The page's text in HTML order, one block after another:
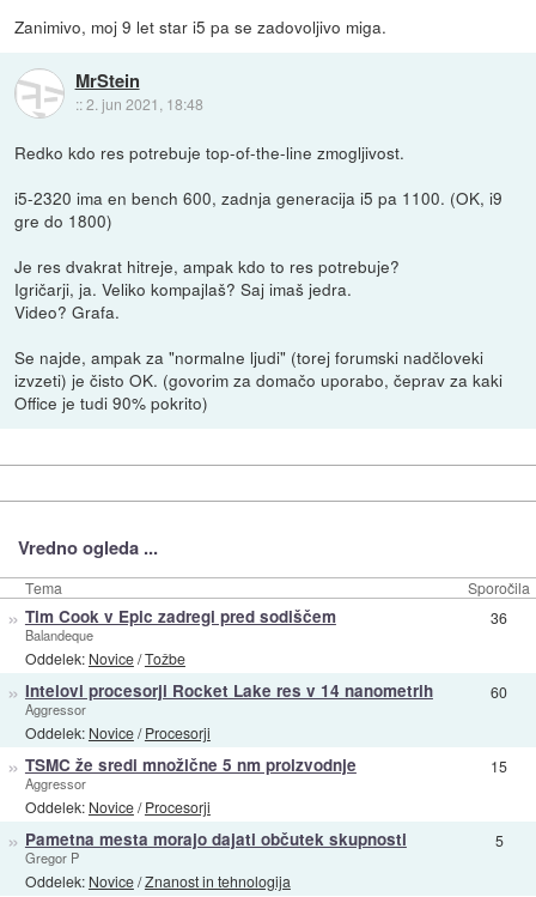
Zanimivo, moj 9 let star i5 pa se zadovoljivo miga.
MrStein
::2. jun 2021, 18:48
Redko kdo res potrebuje top-of-the-line zmogljivost.
i5-2320 ima en bench 600, zadnja generacija i5 pa 1100. (OK, i9
gre do 1800)
Je res dvakrat hitreje, ampak kdo to res potrebuje?
Igričarji, ja. Veliko kompajlaš? Saj imaš jedra.
Video? Grafa.
Se najde, ampak za "normalne ljudi" (torej forumski nadčloveki
izvzeti) je čisto OK. (govorim za domačo uporabo, čeprav za kaki
Office je tudi 90% pokrito)
Vredno ogleda ...
Tema Sporočila
» Tim Cook v Epic zadregi pred sodiščem
Balandeque
Oddelek: Novice/Tožbe
36
» Intelovi procesorji Rocket Lake res v 14 nanometrih
Aggressor
Oddelek: Novice/Procesorji
60
» TSMC že sredi množične 5 nm proizvodnje
Aggressor
Oddelek: Novice/Procesorji
15
» Pametna mesta morajo dajati občutek skupnosti
Gregor P
Oddelek: Novice/Znanost in tehnologija
5